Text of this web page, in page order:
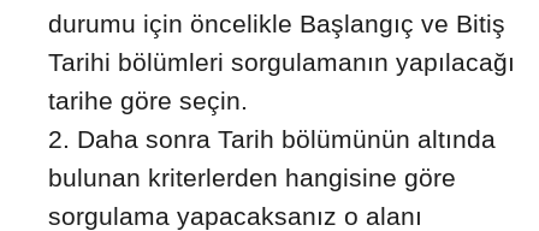
durumu için öncelikle Başlangıç ve Bitiş
Tarihi bölümleri sorgulamanın yapılacağı
tarihe göre seçin.
Daha sonra Tarih bölümünün altında
bulunan kriterlerden hangisine göre
sorgulama yapacaksanız o alanı